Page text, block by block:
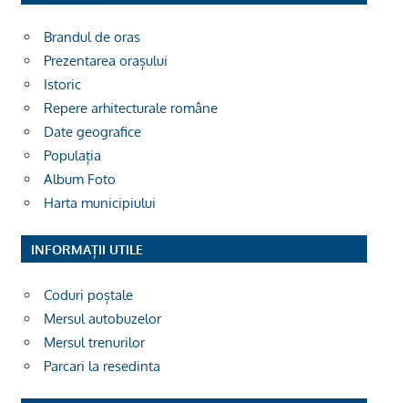
Brandul de oras
Prezentarea orașului
Istoric
Repere arhitecturale române
Date geografice
Populația
Album Foto
Harta municipiului
INFORMAȚII UTILE
Coduri poștale
Mersul autobuzelor
Mersul trenurilor
Parcari la resedinta